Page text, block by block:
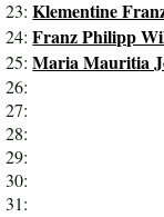
23:Klementine
24:Franz Philipp
25:Maria Mauritia
26:
27:
28:
29:
30:
31: